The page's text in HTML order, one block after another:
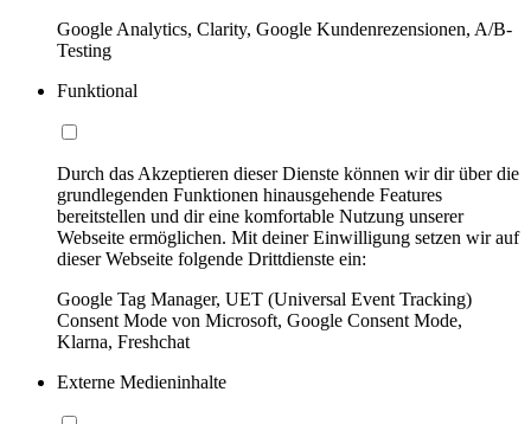
Google Analytics, Clarity, Google Kundenrezensionen, A/B-
Testing
Funktional
Durch das Akzeptieren dieser Dienste können wir dir über die
grundlegenden Funktionen hinausgehende Features
bereitstellen und dir eine komfortable Nutzung unserer
Webseite ermöglichen. Mit deiner Einwilligung setzen wir auf
dieser Webseite folgende Drittdienste ein:
Google Tag Manager, UET (Universal Event Tracking)
Consent Mode von Microsoft, Google Consent Mode,
Klarna, Freshchat
Externe Medieninhalte